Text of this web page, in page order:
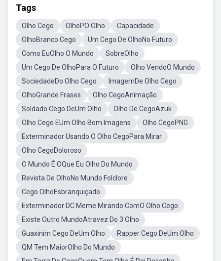
Tags
Olho Cego OlhoPO Olho
Capacidade
OlhoBranco Cego
Um Cego De OlhoNo Futuro
Como EuOlho O Mundo
SobreOlho
Um Cego De OlhoPara O Futuro
Olho VendoO Mundo
SociedadeDo Olho Cego
ImagemDe Olho Cego
OlhoGrande Frases
Olho CegoAnimação
Soldado Cego DeUm Olho
Olho De CegoAzuk
Olho Cego EUm Olho Bom Imagens
Olho CegoPNG
Exterminador Usando O Olho CegoPara Mirar
Olho CegoDoloroso
O Mundo É OQue Eu Olho Do Mundo
Revista De OlhoNo Mundo Folclore
Cego OlhoEsbranquiçado
Exterminador DC Meme Mirando ComO Olho Cego
Existe Outro MundoAtravez Do 3 Olho
Guaxinim Cego DeUm Olho
Rapper Cego DeUm Olho
QM Tem MaiorOlho Do Mundo